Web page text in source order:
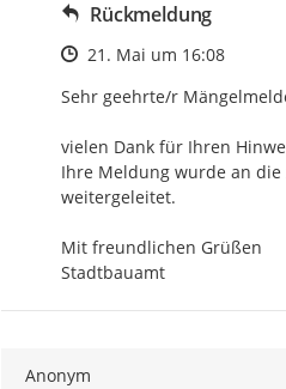
Rückmeldung
Zeitpunkt des Erstellens
21. Mai um 16:08
Sehr geehrte/r
vielen Dank für Ihren
Ihre Meldung wurde an die
weitergeleitet.
Mit freundlichen Grüßen
Stadtbauamt
Anonym